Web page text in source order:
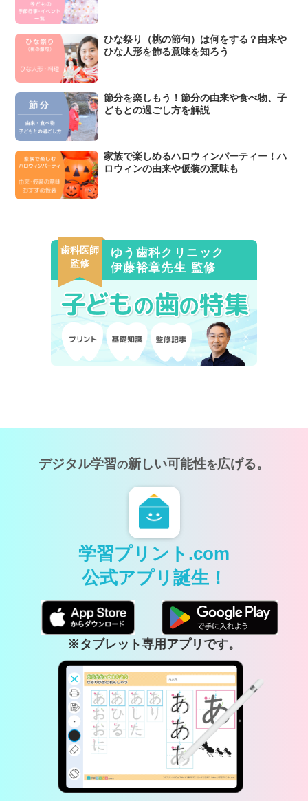
ひな祭り（桃の節句）は何をする？由来や
ひな人形を飾る意味を知ろう
節分を楽しもう！節分の由来や食べ物、子
どもとの過ごし方を解説
家族で楽しめるハロウィンパーティー！ハ
ロウィンの由来や仮装の意味も
歯科医師
監修
ゆう歯科クリニック
伊藤裕章先生 監修
デジタル学習の新しい可能性を広げる。
学習プリント.com
公式アプリ誕生！
※タブレット専用アプリです。